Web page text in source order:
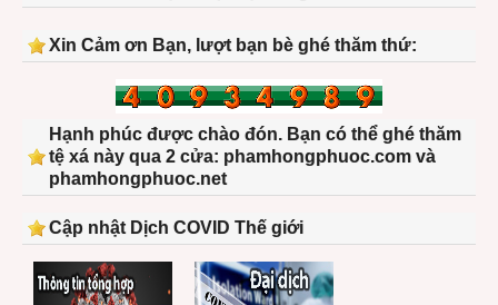
Nam
Xin Cảm ơn Bạn, lượt bạn bè ghé thăm thứ:
Hạnh phúc được chào đón. Bạn có thể ghé thăm
tệ xá này qua 2 cửa: phamhongphuoc.com và
phamhongphuoc.net
Cập nhật Dịch COVID Thế giới